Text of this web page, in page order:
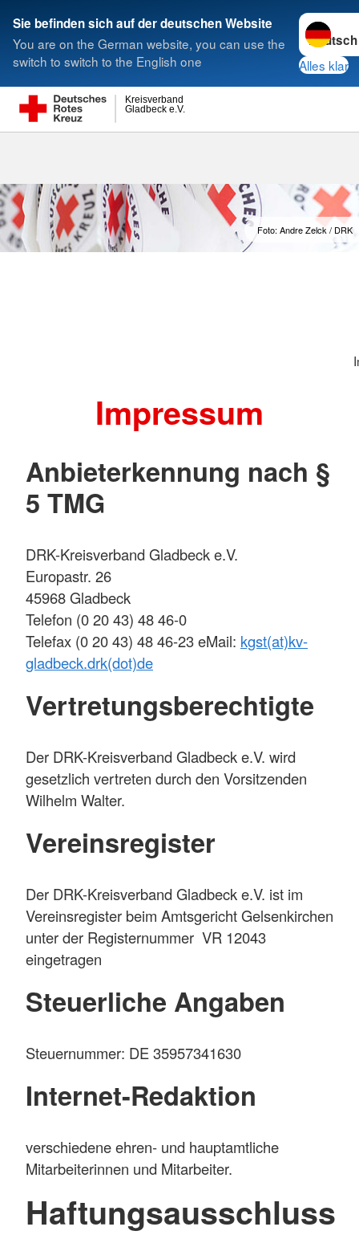
Sie befinden sich auf der deutschen Website
You are on the German website, you can use the
switch to switch to the English one
Sprache
Alles klar
Gladbeck e.V.
Kreisverband
Suche
Foto: Andre Zelck / DRK
Impressum
Anbieterkennung nach §
5 TMG
DRK-Kreisverband Gladbeck e.V.
Europastr. 26
45968 Gladbeck
Telefon (0 20 43) 48 46-0
Telefax (0 20 43) 48 46-23 eMail: kgst(at)kv-
gladbeck.drk(dot)de
Vertretungsberechtigte
Der DRK-Kreisverband Gladbeck e.V. wird
gesetzlich vertreten durch den Vorsitzenden
Wilhelm Walter.
Vereinsregister
Der DRK-Kreisverband Gladbeck e.V. ist im
Vereinsregister beim Amtsgericht Gelsenkirchen
unter der Registernummer VR 12043
eingetragen
Steuerliche Angaben
Steuernummer: DE 35957341630
Internet-Redaktion
verschiedene ehren- und hauptamtliche
Mitarbeiterinnen und Mitarbeiter.
Haftungsausschluss